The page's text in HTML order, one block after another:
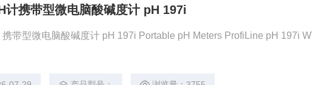
计携带型微电脑酸碱度计 pH 197i